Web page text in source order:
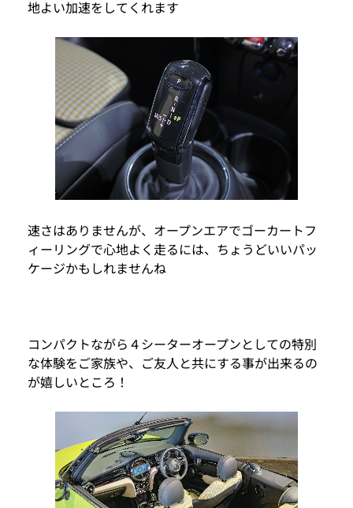
地よい加速をしてくれます
速さはありませんが、オープンエアでゴーカートフ
ィーリングで心地よく走るには、ちょうどいいパッ
ケージかもしれませんね
コンパクトながら４シーターオープンとしての特別
な体験をご家族や、ご友人と共にする事が出来るの
が嬉しいところ！